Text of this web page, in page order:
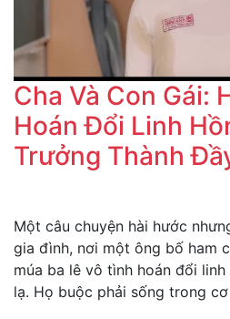
Cha Và Con Gái:
Hoán Đổi Linh
Trưởng Thành
Một câu chuyện hài hước
gia đình, nơi một ông bố ham
múa ba lê vô tình hoán đổi
lạ. Họ buộc phải sống trong